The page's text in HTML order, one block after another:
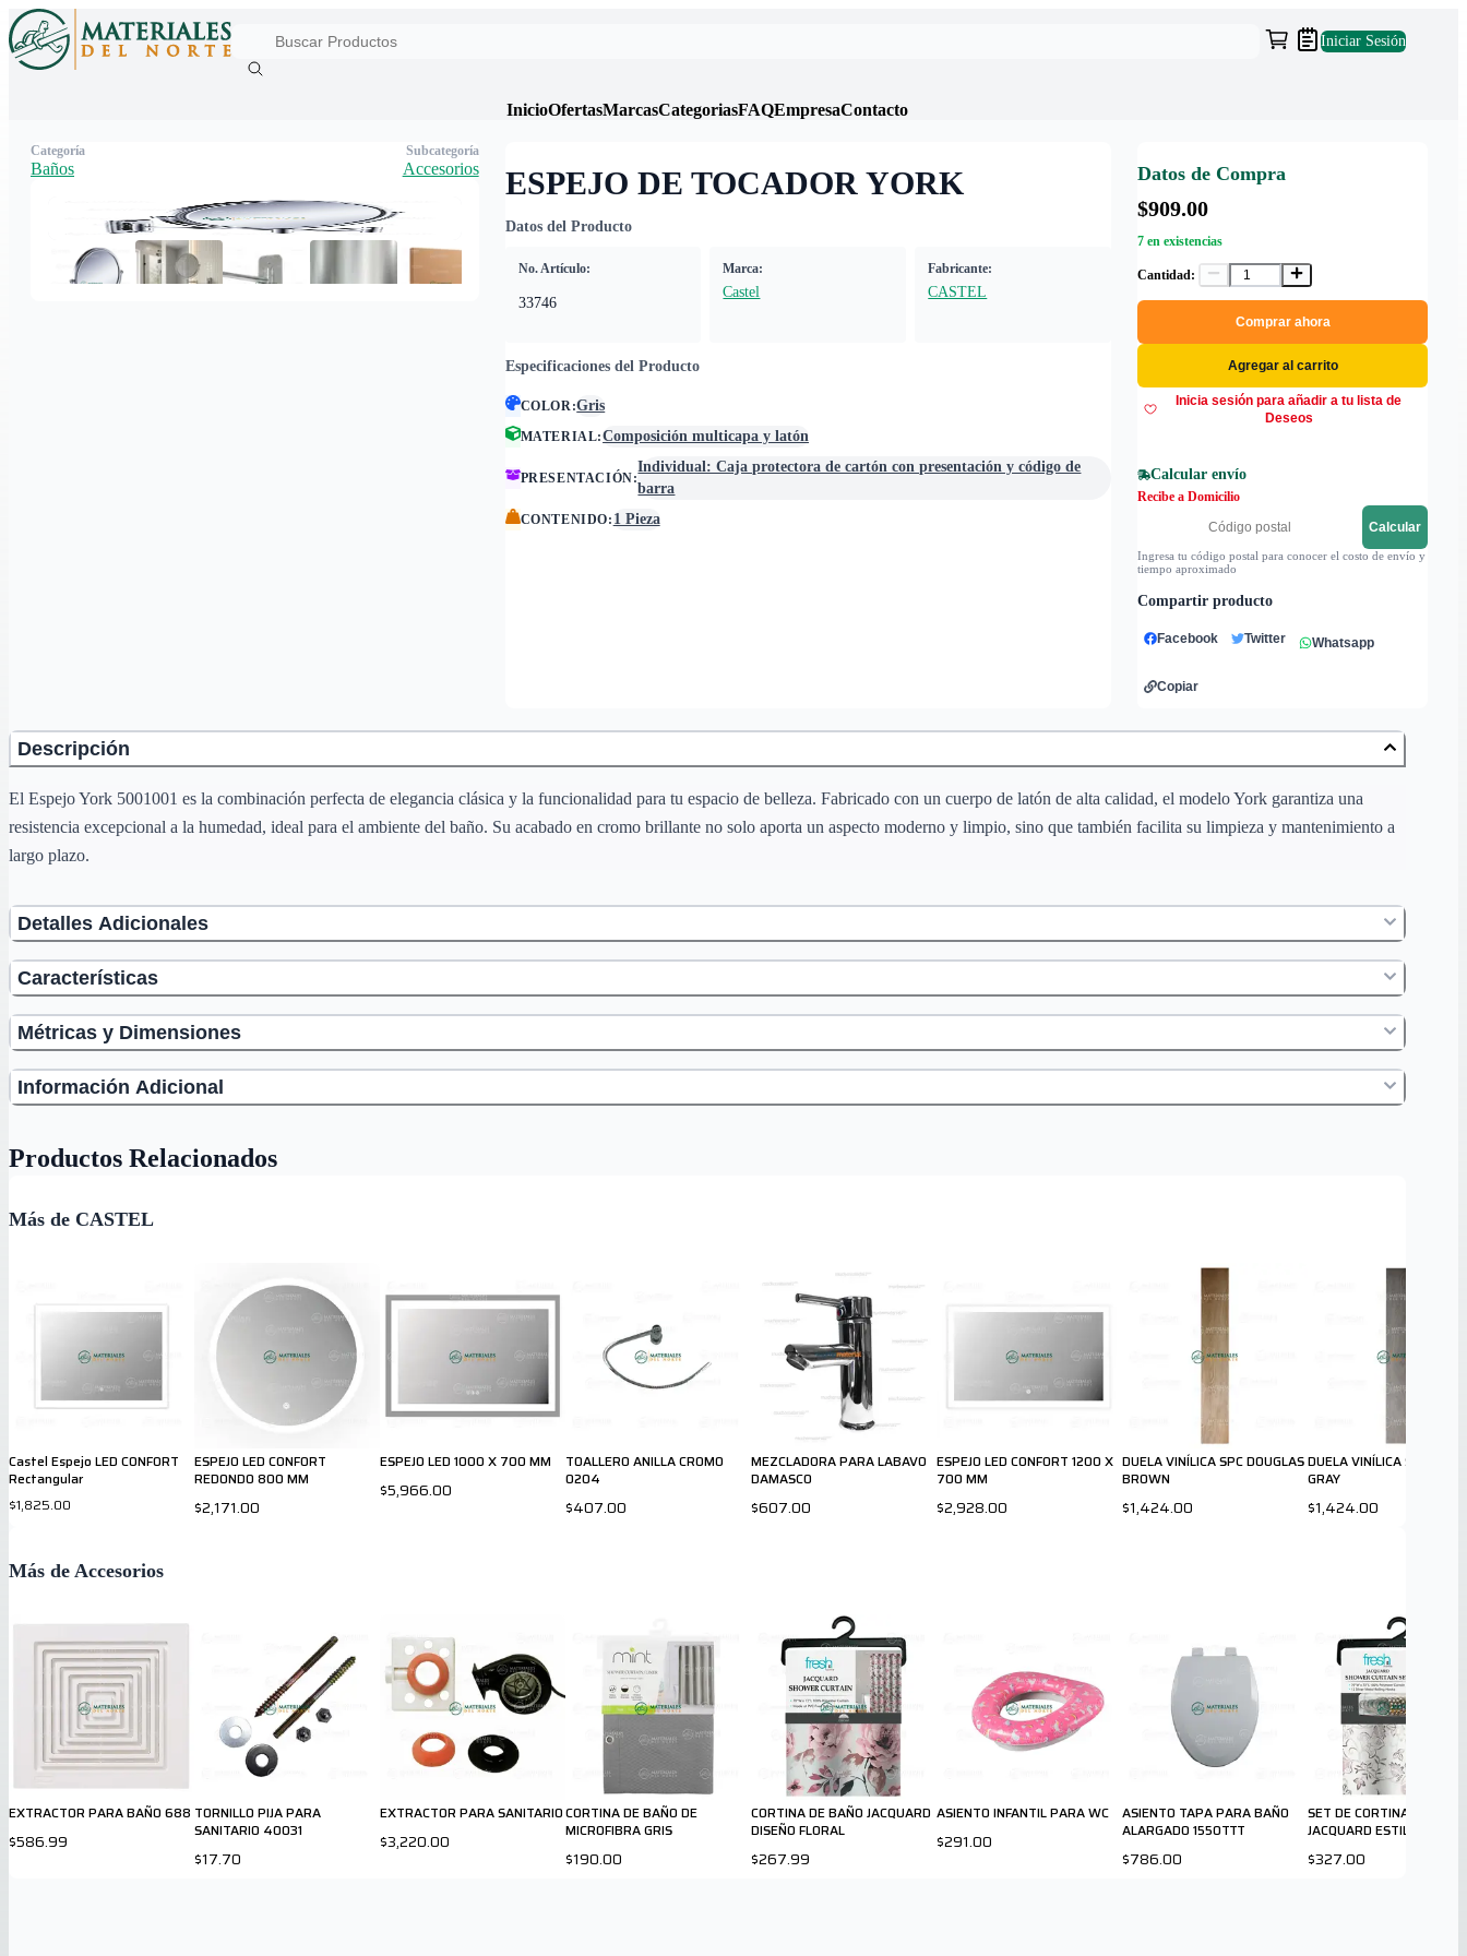
Iniciar Sesión
InicioOfertasMarcasCategoriasFAQEmpresaContacto
ESPEJO DE TOCADOR YORK
Datos del Producto
No. Artículo:
33746
Marca:
Castel
Fabricante:
CASTEL
Especificaciones del Producto
COLOR:Gris
MATERIAL:Composición multicapa y latón
PRESENTACIÓN:
Individual: Caja protectora de cartón con presentación y código de
barra
CONTENIDO: 1 Pieza
Datos de Compra
$909.00
7 en existencias
Cantidad:
Comprar ahora
Agregar al carrito
Inicia sesión para añadir a tu lista de
Deseos
Calcular envío
Recibe a Domicilio
Calcular
Ingresa tu código postal para conocer el costo de envío y
tiempo aproximado
Compartir producto
Facebook Twitter Whatsapp
Copiar
Categoría
Baños
Subcategoría
Accesorios
Descripción
El Espejo York 5001001 es la combinación perfecta de elegancia clásica y la funcionalidad para tu espacio de belleza. Fabricado con un cuerpo de latón de alta calidad, el modelo York garantiza una
resistencia excepcional a la humedad, ideal para el ambiente del baño. Su acabado en cromo brillante no solo aporta un aspecto moderno y limpio, sino que también facilita su limpieza y mantenimiento a
largo plazo.
Detalles Adicionales
Características
Métricas y Dimensiones
Información Adicional
Productos Relacionados
Más de CASTEL
Castel Espejo LED CONFORT
Rectangular
$1,825.00
ESPEJO LED CONFORT
REDONDO 800 MM
$2,171.00
ESPEJO LED 1000 X 700 MM
$5,966.00
TOALLERO ANILLA CROMO
0204
$407.00
MEZCLADORA PARA LABAVO
DAMASCO
$607.00
ESPEJO LED CONFORT 1200 X
700 MM
$2,928.00
DUELA VINÍLICA SPC DOUGLAS
BROWN
$1,424.00
DUELA VINÍLICA SPC
GRAY
$1,424.00
Más de Accesorios
EXTRACTOR PARA BAÑO 688
$586.99
TORNILLO PIJA PARA
SANITARIO 40031
$17.70
EXTRACTOR PARA SANITARIO
$3,220.00
CORTINA DE BAÑO DE
MICROFIBRA GRIS
$190.00
CORTINA DE BAÑO JACQUARD
DISEÑO FLORAL
$267.99
ASIENTO INFANTIL PARA WC
$291.00
ASIENTO TAPA PARA BAÑO
ALARGADO 1550TTT
$786.00
SET DE CORTINA DE BAÑO
JACQUARD ESTILO FLORAL
$327.00